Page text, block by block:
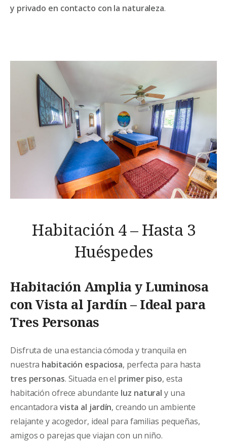
y privado en contacto con la naturaleza.
Habitación 4 – Hasta 3
Huéspedes
Habitación Amplia y Luminosa
con Vista al Jardín – Ideal para
Tres Personas
Disfruta de una estancia cómoda y tranquila en
nuestra habitación espaciosa, perfecta para hasta
tres personas. Situada en el primer piso, esta
habitación ofrece abundante luz natural y una
encantadora vista al jardín, creando un ambiente
relajante y acogedor, ideal para familias pequeñas,
amigos o parejas que viajan con un niño.